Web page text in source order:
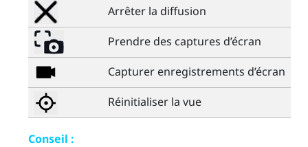
Arrêter la diffusion
Prendre des captures d’écran
Capturer enregistrements d’écran
Réinitialiser la vue
Conseil :